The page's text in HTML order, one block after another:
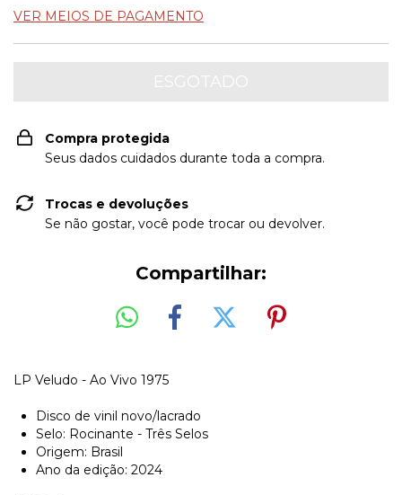
VER MEIOS DE PAGAMENTO
Compra protegida
Seus dados cuidados durante toda a compra.
Trocas e devoluções
Se não gostar, você pode trocar ou devolver.
Compartilhar:
LP Veludo - Ao Vivo 1975
Disco de vinil novo/lacrado
Selo: Rocinante - Três Selos
Origem: Brasil
Ano da edição: 2024